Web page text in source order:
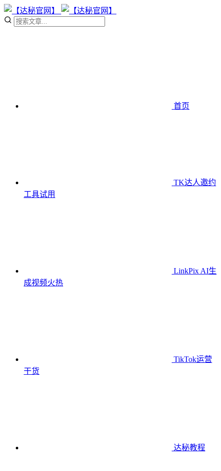
首页
TK达人邀约
工具试用
LinkPix AI生
成视频火热
TikTok运营
干货
达秘教程